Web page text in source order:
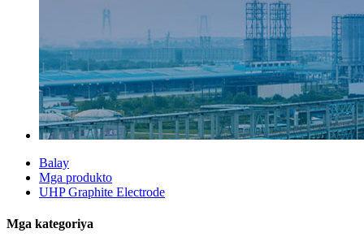
Balay
Mga produkto
UHP Graphite Electrode
Mga kategoriya